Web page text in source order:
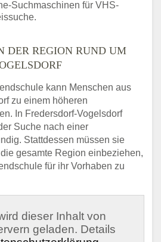
Suchmaschinen für VHS-
DER REGION RUND UM
kann Menschen aus
zu einem höheren
In Fredersdorf-Vogelsdorf
Suche nach einer
Stattdessen müssen sie
gesamte Region einbeziehen,
für ihr Vorhaben zu
dieser Inhalt von
geladen. Details